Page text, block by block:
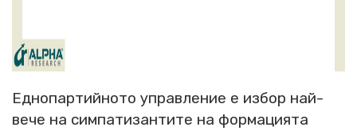
Еднопартийното управление е избор най-
вече на симпатизантите на формацията